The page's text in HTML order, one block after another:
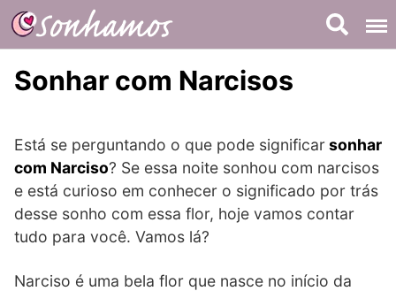
Skip
to
content
Sonhar com Narcisos
Está se perguntando o que pode significar sonhar
com Narciso? Se essa noite sonhou com narcisos
e está curioso em conhecer o significado por trás
desse sonho com essa flor, hoje vamos contar
tudo para você. Vamos lá?
Narciso é uma bela flor que nasce no início da